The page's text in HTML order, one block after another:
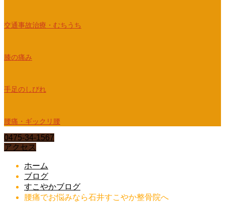
交通事故治療・むちうち
膝の痛み
手足のしびれ
腰痛・ギックリ腰
0475-34-1567
アクセス
ホーム
ブログ
すこやかブログ
腰痛でお悩みなら石井すこやか整骨院へ